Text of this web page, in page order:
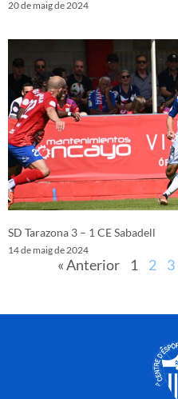
20 de maig de 2024
SD Tarazona 3 – 1 CE Sabadell
14 de maig de 2024
« Anterior 1 2 3